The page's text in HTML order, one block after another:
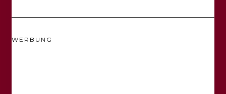
WERBUNG